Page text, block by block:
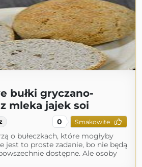
bułki gryczano-
mleka jajek soi
0 Smakowite
o bułeczkach, które mogłyby
jest to proste zadanie, bo nie będą
dostępne. Ale osoby